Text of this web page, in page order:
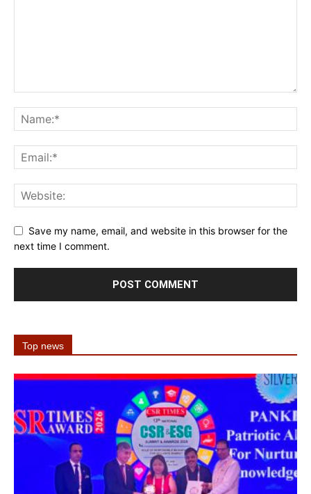
Save my name, email, and website in this browser for the
next time I comment.
Top news